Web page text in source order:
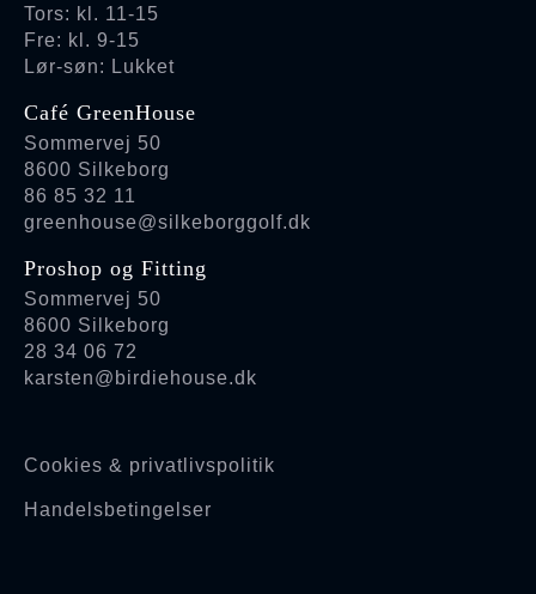
Tors: kl. 11-15
Fre: kl. 9-15
Lør-søn: Lukket
Café GreenHouse
Sommervej 50
8600 Silkeborg
86 85 32 11
greenhouse@silkeborggolf.dk
Proshop og Fitting
Sommervej 50
8600 Silkeborg
28 34 06 72
karsten@birdiehouse.dk
Cookies & privatlivspolitik
Handelsbetingelser